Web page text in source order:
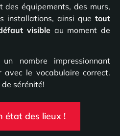
des équipements, des murs,
installations, ainsi que tout
visibleau moment de
nombre impressionnant
avec le vocabulaire correct.
sérénité!
état des lieux !